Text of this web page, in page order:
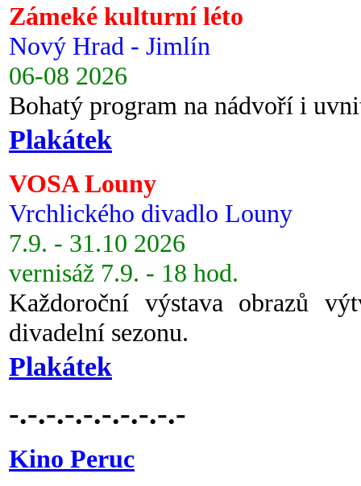
Zámeké kulturní léto
Nový Hrad - Jimlín
06-08 2026
Bohatý program na nádvoří i
Plakátek
VOSA Louny
Vrchlického divadlo Louny
7.9. - 31.10 2026
vernisáž 7.9. - 18 hod.
Každoroční výstava obrazů
divadelní sezonu.
Plakátek
-.-.-.-.-.-.-.-.-.-
Kino Peruc